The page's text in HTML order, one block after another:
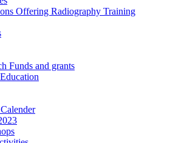
Offering Radiography Training
Funds and grants